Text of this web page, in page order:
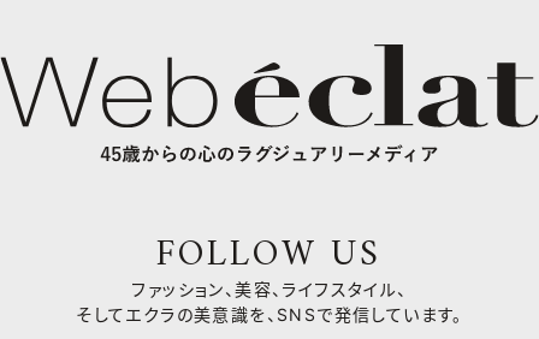
FOLLOW US
ファッション、美容、ライフスタイル、
そしてエクラの美意識を、SNSで発信しています。